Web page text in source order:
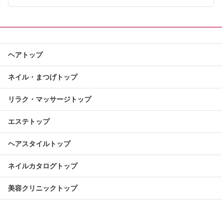
ヘアトップ
ネイル・まつげトップ
リラク・マッサージトップ
エステトップ
ヘアスタイルトップ
ネイルカタログトップ
美容クリニックトップ